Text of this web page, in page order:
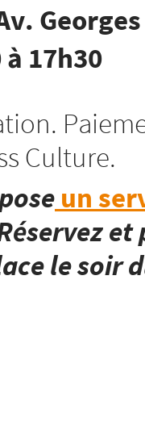
17h30
Culture.
un
le soir